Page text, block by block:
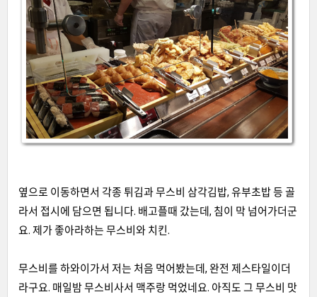
옆으로 이동하면서 각종 튀김과 무스비 삼각김밥, 유부초밥 등 골
라서 접시에 담으면 됩니다. 배고플때 갔는데 , 침이 막 넘어가더군
요. 제가 좋아라하는 무스비와 치킨.
무스비를 하와이가서 저는 처음 먹어봤는데 , 완전 제스타일이더
라구요. 매일밤 무스비사서 맥주랑 먹었네요. 아직도 그 무스비 맛